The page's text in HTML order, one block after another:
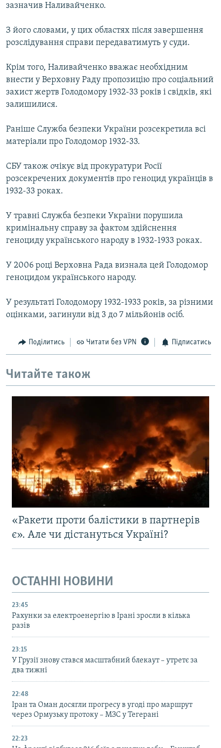
ДОЛУЧАЙСЯ!
зазначив Наливайченко.
З його словами, у цих областях після завершення
розслідування справи передаватимуть у суди.
Крім того, Наливайченко вважає необхідним
внести у Верховну Раду пропозицію про соціальний
захист жертв Голодомору 1932-33 років і свідків, які
залишилися.
Раніше Служба безпеки України розсекретила всі
матеріали про Голодомор 1932-33.
СБУ також очікує від прокуратури Росії
розсекречених документів про геноцид українців в
1932-33 роках.
У травні Служба безпеки України порушила
кримінальну справу за фактом здійснення
геноциду українського народу в 1932-1933 роках.
У 2006 році Верховна Рада визнала цей Голодомор
геноцидом українського народу.
У результаті Голодомору 1932-1933 років, за різними
оцінками, загинули від 3 до 7 мільйонів осіб.
Поділитись Читати без VPN Підписатись
Читайте також
«Ракети проти балістики в партнерів
є». Але чи дістануться Україні?
ОСТАННІ НОВИНИ
23:45
Рахунки за електроенергію в Ірані зросли в кілька
разів
23:15
У Грузії знову стався масштабний блекаут – утретє за
два тижні
22:48
Іран та Оман досягли прогресу в угоді про маршрут
через Ормузьку протоку – МЗС у Тегерані
22:23